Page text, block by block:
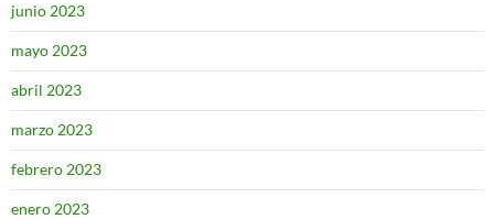
junio 2023
mayo 2023
abril 2023
marzo 2023
febrero 2023
enero 2023